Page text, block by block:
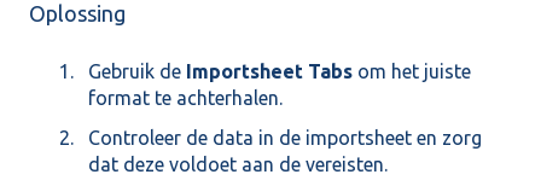
Oplossing
Gebruik de Importsheet Tabs om het juiste
format te achterhalen.
Controleer de data in de importsheet en zorg
dat deze voldoet aan de vereisten.